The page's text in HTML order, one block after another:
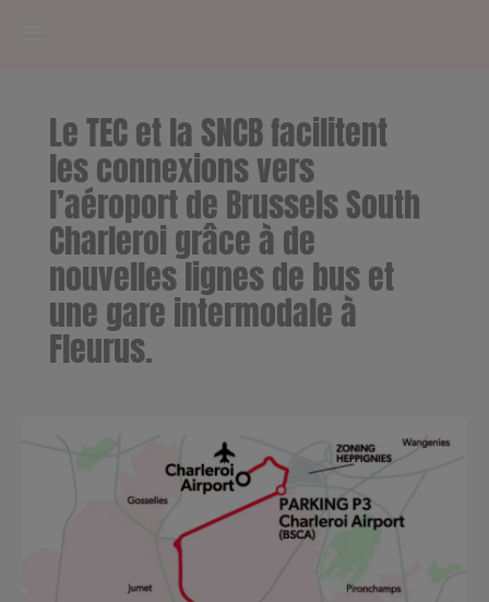
RADIOPLAYER
CK RADIO Line-up
PODCASTS
Cultur'Ciné - Jean Meurice
Contact
Régie Publicitaire
Le TEC et la SNCB facilitent
les connexions vers
l’aéroport de Brussels South
Charleroi grâce à de
nouvelles lignes de bus et
une gare intermodale à
Fleurus.